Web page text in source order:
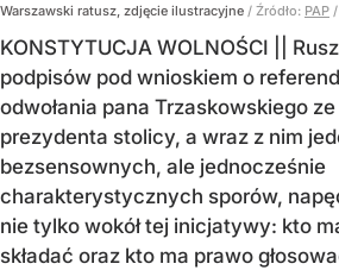
Warszawski ratusz, zdjęcie ilustracyjne / Źródło: PAP /
KONSTYTUCJA WOLNOŚCI ||
podpisów pod wnioskiem o
odwołania pana Trzaskowskiego
prezydenta stolicy, a wraz z nim
bezsensownych, ale jednocześnie
charakterystycznych sporów,
nie tylko wokół tej inicjatywy: kto
składać oraz kto ma prawo